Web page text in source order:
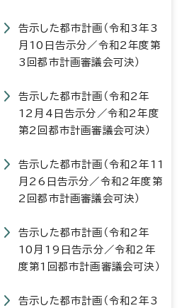
告示した都市計画（令和3年3
月10日告示分／令和2年度第
3回都市計画審議会可決）
告示した都市計画（令和2年
12月4日告示分／令和2年度
第2回都市計画審議会可決）
告示した都市計画（令和2年11
月26日告示分／令和2年度第
2回都市計画審議会可決）
告示した都市計画（令和2年
10月19日告示分／令和2年
度第1回都市計画審議会可決）
告示した都市計画（令和2年3